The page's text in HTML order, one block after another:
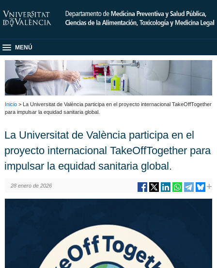
MENÚ
Inicio > La Universitat de València participa en el proyecto internacional TakeOffTogether
para impulsar la equidad sanitaria global.
La Universitat de València participa en el
proyecto internacional TakeOffTogether para
impulsar la equidad sanitaria global.
28 enero de 2026